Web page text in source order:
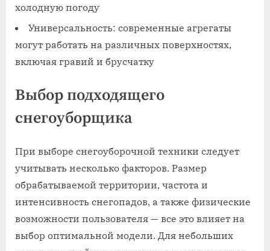
холодную погоду
Универсальность: современные агрегаты
могут работать на различных поверхностях,
включая гравий и брусчатку
Выбор подходящего
снегоуборщика
При выборе снегоуборочной техники следует
учитывать несколько факторов. Размер
обрабатываемой территории, частота и
интенсивность снегопадов, а также физические
возможности пользователя — все это влияет на
выбор оптимальной модели. Для небольших